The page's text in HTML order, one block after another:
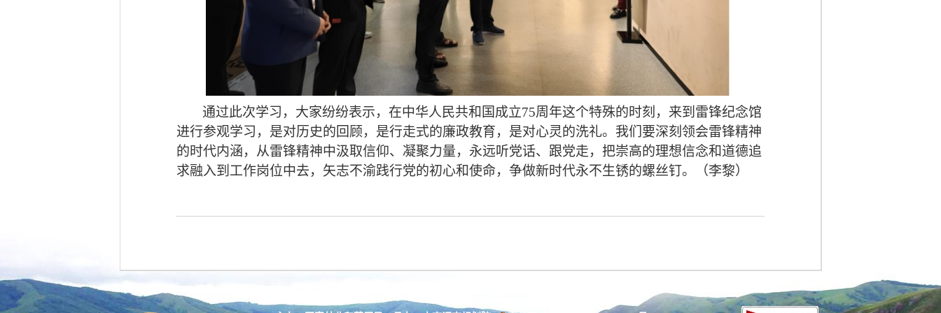
通过此次学习，大家纷纷表示，在中华人民共和国成立75周年这个特殊的时刻，来到雷锋纪念馆
进行参观学习，是对历史的回顾，是行走式的廉政教育，是对心灵的洗礼。我们要深刻领会雷锋精神
的时代内涵，从雷锋精神中汲取信仰、凝聚力量，永远听党话、跟党走，把崇高的理想信念和道德追
求融入到工作岗位中去，矢志不渝践行党的初心和使命，争做新时代永不生锈的螺丝钉。（李黎）